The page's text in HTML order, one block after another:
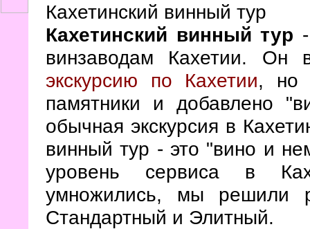
Кахетинский винный тур
Кахетинский винный тур
винзаводам Кахетии.
экскурсию по Кахетии, но
памятники и добавлено
обычная экскурсия в
винный тур - это "вино и
уровень сервиса в
умножились, мы решили
Стандартный и Элитный.